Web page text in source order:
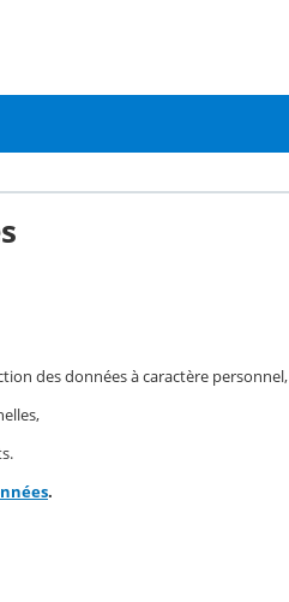
des données à caractère personnel,
.